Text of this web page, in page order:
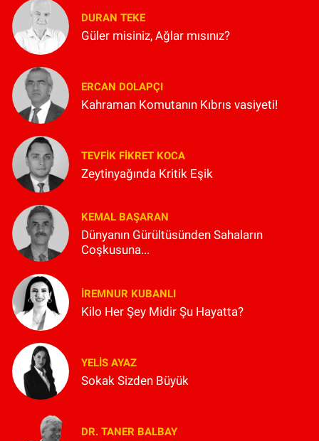
DURAN TEKE
Güler misiniz, Ağlar mısınız?
ERCAN DOLAPÇI
Kahraman Komutanın Kıbrıs vasiyeti!
TEVFIK FIKRET KOCA
Zeytinyağında Kritik Eşik
KEMAL BAŞARAN
Dünyanın Gürültüsünden Sahaların
Coşkusuna...
İREMNUR KUBANLI
Kilo Her Şey Midir Şu Hayatta?
YELIS AYAZ
Sokak Sizden Büyük
DR. TANER BALBAY